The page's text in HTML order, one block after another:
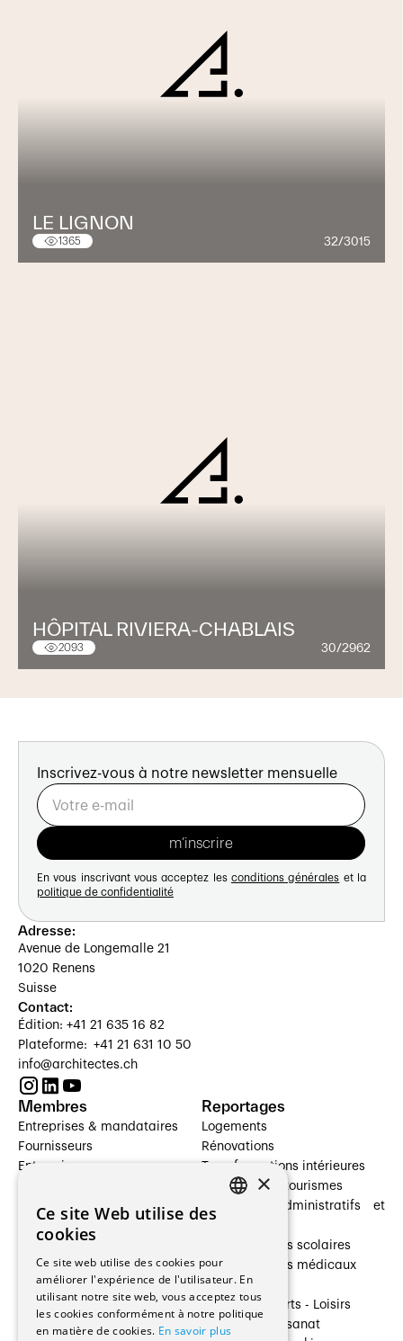
LE LIGNON
1365 32/3015
HÔPITAL RIVIERA-CHABLAIS
2093 30/2962
Inscrivez-vous à notre newsletter mensuelle
En vous inscrivant vous acceptez les conditions générales et la
politique de confidentialité
Adresse:
Avenue de Longemalle 21
1020 Renens
Suisse
Contact:
Édition: +41 21 635 16 82
Plateforme: +41 21 631 10 50
info@architectes.ch
Membres
Entreprises & mandataires
Fournisseurs
Entreprises
Architectes paysagistes
Architectes d'intérieur
Entreprises générales
Ingénieurs et mandataires
Fabricants / Fournisseurs
Reportages
Logements
Rénovations
Transformations intérieures
Hôtelleries et tourismes
Bâtiments administratifs et
Établissements scolaires
Établissements médicaux
Villas
Cultures - Sports - Loisirs
Industrie - Artisanat
×
Ce site Web utilise des
cookies
Ce site web utilise des cookies pour
améliorer l'expérience de l'utilisateur. En
utilisant notre site web, vous acceptez tous
les cookies conformément à notre politique
en matière de cookies. En savoir plus